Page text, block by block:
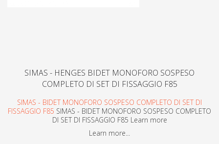
SIMAS - HENGES BIDET MONOFORO SOSPESO
COMPLETO DI SET DI FISSAGGIO F85
SIMAS - BIDET MONOFORO SOSPESO COMPLETO DI SET DI
FISSAGGIO F85 SIMAS - BIDET MONOFORO SOSPESO COMPLETO
DI SET DI FISSAGGIO F85 Learn more
Learn more...